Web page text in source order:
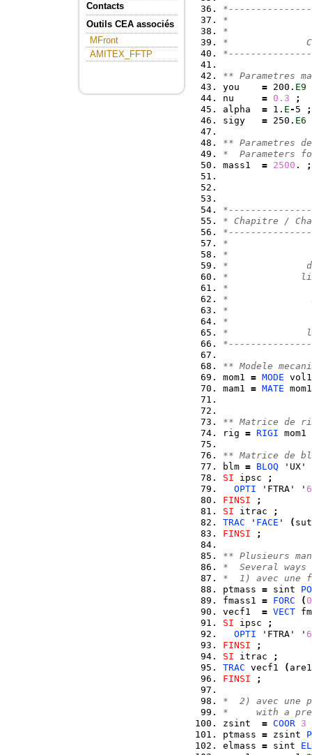
Contacts
Outils CEA associés
MFront
AMITEX_FFTP
*                P
*
*              C
** Parametres
you = 200. E9
nu = 0.3
;
alpha = 1. E- 5
;
sigy = 250. E6
** Parametres
*  Parameters
mass1 = 2500 . ;
* Chapitre /
*
*
*
*
*
*               M
*
*
*
** Modele
mom1 = MODE vol1
mam1 = MATE
** Matrice de
rig = RIGI
** Matrice de
blm = BLOQ 'UX'
SI ipsc
;
OPTI 'FTRA' ' 6
FINSI
;
SI itrac
;
TRAC ' FACE ' (
FINSI
;
** Plusieurs
*  Several ways
*  1) avec une
ptmass = sint
fmass1 = FORC ( 0
vecf1 = VECT
SI ipsc
;
OPTI 'FTRA' ' 6
FINSI
;
SI itrac
;
TRAC vecf1 (
FINSI
;
*  2) avec une
*     with a
zsint = COOR 3
ptmass = zsint
elmass = sint